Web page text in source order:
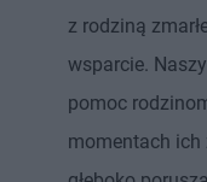
z rodziną
wsparcie.
pomoc
momentach ich